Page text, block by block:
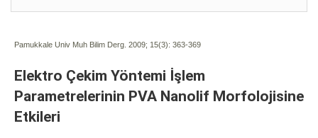
Pamukkale Univ Muh Bilim Derg. 2009; 15(3): 363-369
Elektro Çekim Yöntemi İşlem
Parametrelerinin PVA Nanolif Morfolojisine
Etkileri